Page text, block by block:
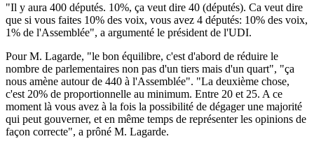
"Il y aura 400 députés. 10%, ça veut dire 40 (députés). Ca veut dire
que si vous faites 10% des voix, vous avez 4 députés: 10% des voix,
1% de l'Assemblée", a argumenté le président de l'UDI.
Pour M. Lagarde, "le bon équilibre, c'est d'abord de réduire le
nombre de parlementaires non pas d'un tiers mais d'un quart", "ça
nous amène autour de 440 à l'Assemblée". "La deuxième chose,
c'est 20% de proportionnelle au minimum. Entre 20 et 25. A ce
moment là vous avez à la fois la possibilité de dégager une majorité
qui peut gouverner, et en même temps de représenter les opinions de
façon correcte", a prôné M. Lagarde.